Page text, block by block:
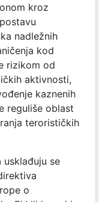
kroz
nadležnih
kod
rizikom od
aktivnosti,
kaznenih
reguliše oblast
terorističkih
se
o